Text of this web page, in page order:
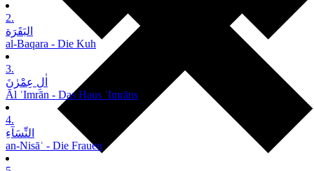
2.
البَقَرَة
al-Baqara - Die Kuh
3.
اٰلِ عِمْرٰنَ
Āl ʿImrān - Das Haus ʿImrāns
4.
النِّسَآءِ
an-Nisāʾ - Die Frauen